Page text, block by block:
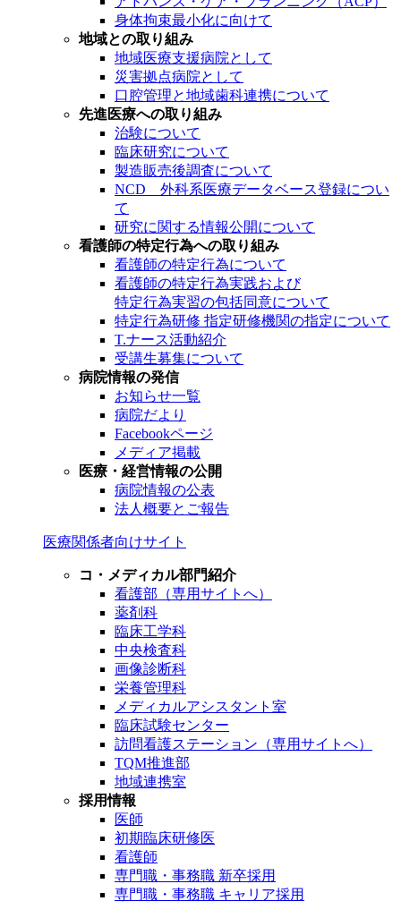
身体拘束最小化に向けて
地域との取り組み
地域医療支援病院として
災害拠点病院として
口腔管理と地域歯科連携について
先進医療への取り組み
治験について
臨床研究について
製造販売後調査について
NCD 外科系医療データベース登録につい
て
研究に関する情報公開について
看護師の特定行為への取り組み
看護師の特定行為について
看護師の特定行為実践および
特定行為実習の包括同意について
特定行為研修 指定研修機関の指定について
T.ナース活動紹介
受講生募集について
病院情報の発信
お知らせ一覧
病院だより
Facebookページ
メディア掲載
医療・経営情報の公開
病院情報の公表
法人概要とご報告
医療関係者向けサイト
コ・メディカル部門紹介
看護部（専用サイトへ）
薬剤科
臨床工学科
中央検査科
画像診断科
栄養管理科
メディカルアシスタント室
臨床試験センター
訪問看護ステーション（専用サイトへ）
TQM推進部
地域連携室
採用情報
医師
初期臨床研修医
看護師
専門職・事務職 新卒採用
専門職・事務職 キャリア採用